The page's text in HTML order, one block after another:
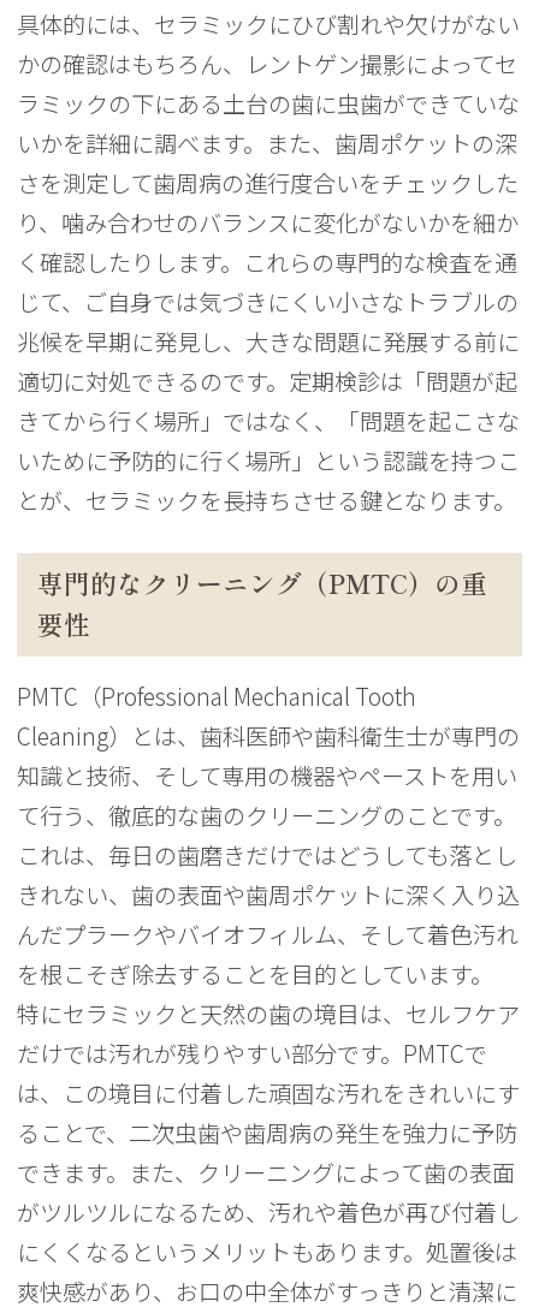
具体的には、セラミックにひび割れや欠けがない
かの確認はもちろん、レントゲン撮影によってセ
ラミックの下にある土台の歯に虫歯ができていな
いかを詳細に調べます。また、歯周ポケットの深
さを測定して歯周病の進行度合いをチェックした
り、噛み合わせのバランスに変化がないかを細か
く確認したりします。これらの専門的な検査を通
じて、ご自身では気づきにくい小さなトラブルの
兆候を早期に発見し、大きな問題に発展する前に
適切に対処できるのです。定期検診は「問題が起
きてから行く場所」ではなく、「問題を起こさな
いために予防的に行く場所」という認識を持つこ
とが、セラミックを長持ちさせる鍵となります。
専門的なクリーニング（PMTC）の重
要性
PMTC（Professional Mechanical Tooth
Cleaning）とは、歯科医師や歯科衛生士が専門の
知識と技術、そして専用の機器やペーストを用い
て行う、徹底的な歯のクリーニングのことです。
これは、毎日の歯磨きだけではどうしても落とし
きれない、歯の表面や歯周ポケットに深く入り込
んだプラークやバイオフィルム、そして着色汚れ
を根こそぎ除去することを目的としています。
特にセラミックと天然の歯の境目は、セルフケア
だけでは汚れが残りやすい部分です。PMTCで
は、この境目に付着した頑固な汚れをきれいにす
ることで、二次虫歯や歯周病の発生を強力に予防
できます。また、クリーニングによって歯の表面
がツルツルになるため、汚れや着色が再び付着し
にくくなるというメリットもあります。処置後は
爽快感があり、お口の中全体がすっきりと清潔に